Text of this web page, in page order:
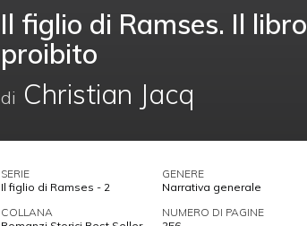
Il figlio di Ramses. Il libro
proibito
di Christian Jacq
SERIE
Il figlio di Ramses - 2
GENERE
Narrativa generale
COLLANA
NUMERO DI PAGINE